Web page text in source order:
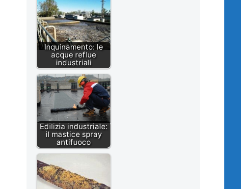
Inquinamento: le
acque reflue
industriali
Edilizia industriale:
il mastice spray
antifuoco